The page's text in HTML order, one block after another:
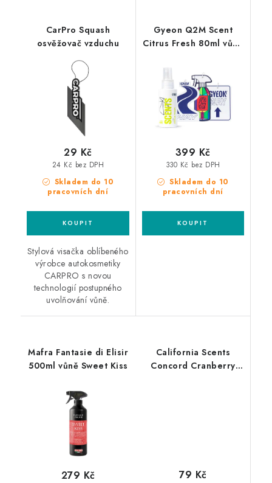
CarPro Squash
osvěžovač vzduchu
Skladem do 10
pracovních dní
24 Kč bez DPH
29 Kč
Stylová visačka oblíbeného
výrobce autokosmetiky
CARPRO s novou
technologií postupného
uvolňování vůně.
Gyeon Q2M Scent
Citrus Fresh 80ml vůně
Skladem do 10
pracovních dní
330 Kč bez DPH
399 Kč
Mafra Fantasie di Elisir
500ml vůně Sweet Kiss
279 Kč
California Scents
Concord Cranberry
79 Kč